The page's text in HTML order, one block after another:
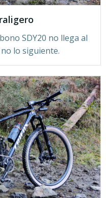
SDY20 no llega al
lo siguiente.